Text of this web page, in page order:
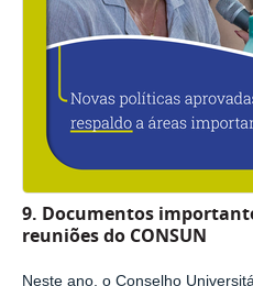
9. Documentos
reuniões do CONSUN
Neste ano, o Conselho